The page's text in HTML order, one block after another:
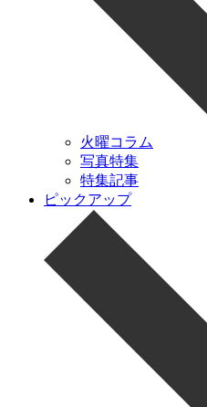
火曜コラム
写真特集
特集記事
ピックアップ